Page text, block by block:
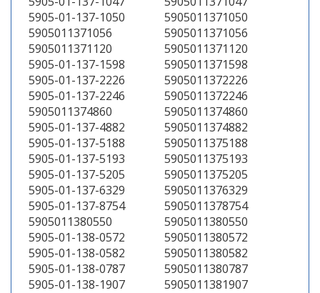
5905-01-137-1050
5905011371050
5905011371056
5905011371056
5905011371120
5905011371120
5905-01-137-1598
5905011371598
5905-01-137-2226
5905011372226
5905-01-137-2246
5905011372246
5905011374860
5905011374860
5905-01-137-4882
5905011374882
5905-01-137-5188
5905011375188
5905-01-137-5193
5905011375193
5905-01-137-5205
5905011375205
5905-01-137-6329
5905011376329
5905-01-137-8754
5905011378754
5905011380550
5905011380550
5905-01-138-0572
5905011380572
5905-01-138-0582
5905011380582
5905-01-138-0787
5905011380787
5905-01-138-1907
5905011381907